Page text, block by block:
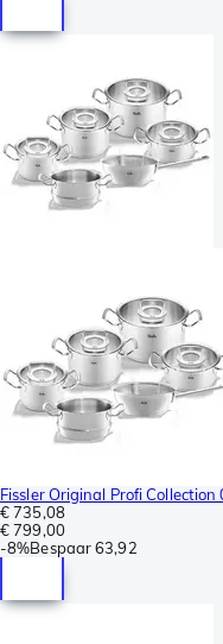
Fissler Original Profi
€ 735,08
€ 799,00
-8%Bespaar63,92